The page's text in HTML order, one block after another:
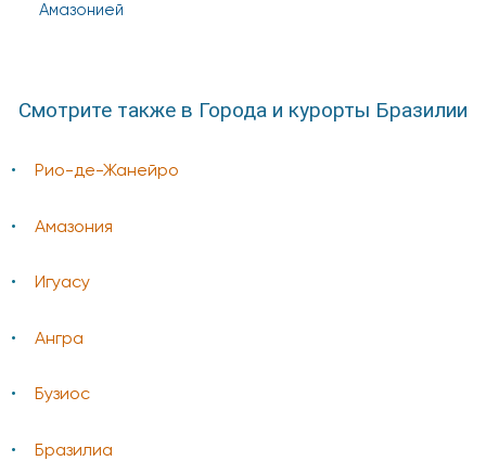
Амазонией
Смотрите также в Города и курорты Бразилии
Рио-де-Жанейро
Амазония
Игуасу
Ангра
Бузиос
Бразилиа